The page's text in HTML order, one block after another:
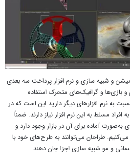
و شبیه سازی و نرم افزار پرداخت سه بعدی
بازی‌ها و گرافیک‌های متحرک استفاده
به نرم افزارهای دیگر دارید این است که در
افراد مسلط به این نرم افزار نیاز دارند. ضمناً
آماده برای آن در بازار وجود دارد و
طراحان می‌توانند به طرح‌های خود با
و مو شبیه سازی اجزا جان دهند.